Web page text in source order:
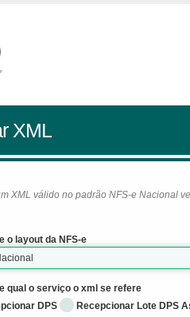
XML
XML válido no padrão NFS-e Nacional
o layout da NFS-e
qual o serviço o xml se refere
DPS
Recepcionar Lote DPS